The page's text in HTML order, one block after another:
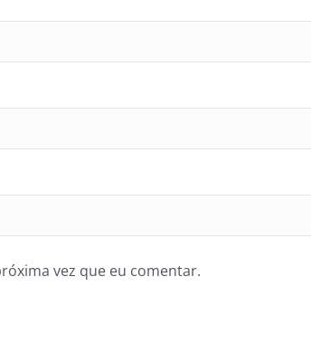
vez que eu comentar.